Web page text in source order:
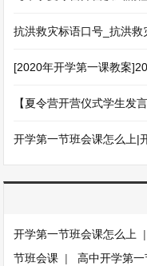
抗洪救灾标语口号_抗洪救
[2020年开学第一课教案
【夏令营开营仪式学生发
开学第一节班会课怎么上|
开学第一节班会课怎么上
节班会课 |高中开学第